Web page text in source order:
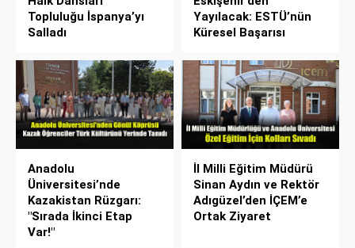
Topluluğu İspanya’yı
Salladı
Yayılacak: ESTÜ’nün
Küresel Başarısı
Anadolu
Üniversitesi’nde
Kazakistan Rüzgarı:
"Sırada İkinci Etap
Var!"
İl Milli Eğitim Müdürü
Sinan Aydın ve Rektör
Adıgüzel’den İÇEM’e
Ortak Ziyaret